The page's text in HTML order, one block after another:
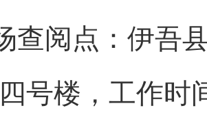
查阅点：伊吾
号楼 ，工作时